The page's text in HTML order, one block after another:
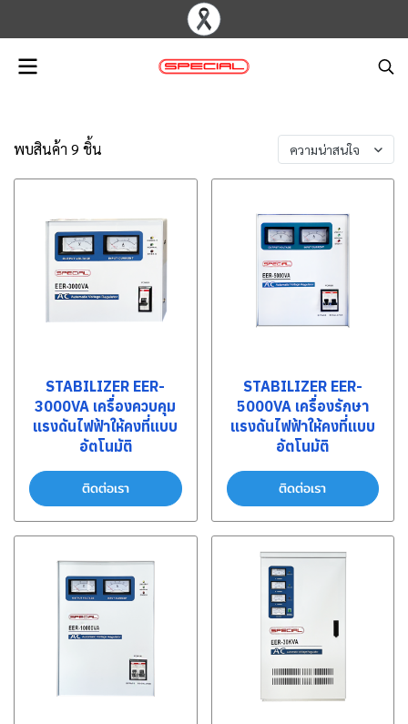
พบสินค้า 9 ชิ้น ความน่าสนใจ
STABILIZER EER-
3000VA เครื่องควบคุม
แรงดันไฟฟ้าให้คงที่แบบ
อัตโนมัติ
ติดต่อเรา
STABILIZER EER-
5000VA เครื่องรักษา
แรงดันไฟฟ้าให้คงที่แบบ
อัตโนมัติ
ติดต่อเรา